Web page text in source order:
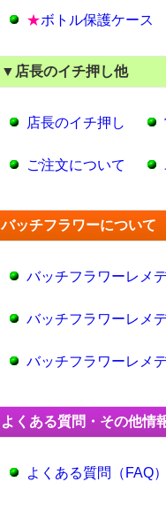
★ボトル保護ケース
▼店長のイチ押し他
店長のイチ押し
ご注文について
バッチフラワーについて
バッチフラワーレメ
バッチフラワーレメ
バッチフラワーレメ
よくある質問・その他情
よくある質問（FAQ）